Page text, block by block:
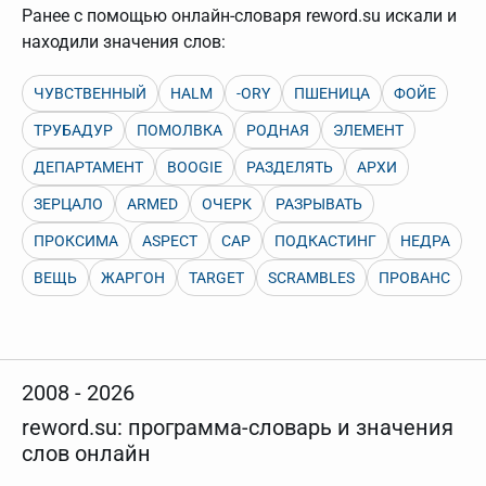
нужно будет нажать на кнопку "Найти".
Для более сложных случаев существует возможность
указывать несколько слов в запросе. Например, если
написать в строке запроса "Пушкин поэт" и нажать
"Найти", выведутся все словарные статьи о поэте
Пушкине, но не о городе.
В сложных запросах тоже могут присутствовать
неизвестные буквы. Например, в кроссворде есть
слово "***м***ов", в задании "русский поэт 19 века".
Пишем в Reword первым словом "***м***ов", далее
через пробел "поэт". Получается "***м***ов поэт" (без
кавычек). Нажимаем "Найти" и получаем статью
"Лермонтов" и не только.
Порядок словарей можно изменять, перетаскивая
словарь вверх или вниз за прямоугольник слева от
Ранее с помощью онлайн-словаря reword.su искали и
находили значения слов:
ЧУВСТВЕННЫЙ HALM -ORY ПШЕНИЦА ФОЙЕ
ТРУБАДУР ПОМОЛВКА РОДНАЯ ЭЛЕМЕНТ
ДЕПАРТАМЕНТ BOOGIE РАЗДЕЛЯТЬ АРХИ
ЗЕРЦАЛО ARMED ОЧЕРК РАЗРЫВАТЬ
ПРОКСИМА ASPECT CAP ПОДКАСТИНГ НЕДРА
ВЕЩЬ ЖАРГОН TARGET SCRAMBLES ПРОВАНС
2008 - 2026
reword.su: программа-словарь и значения
слов онлайн